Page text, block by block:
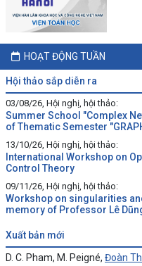
HOẠT ĐỘNG TUẦN
hội thảo sắp diễn ra
03/08/26, Hội nghị, hội thảo:
Summer School "Complex
of Thematic Semester
13/10/26, Hội nghị, hội thảo:
International Workshop on
Control Theory
09/11/26, Hội nghị, hội thảo:
Workshop on singularities
memory of Professor Lê
xuất bản mới
D. C. Pham, M. Peigné, Đoàn